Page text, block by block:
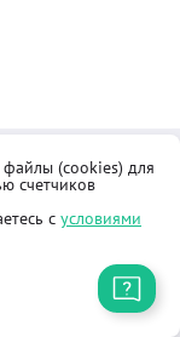
файлы (cookies) для
счетчиков
с условиями